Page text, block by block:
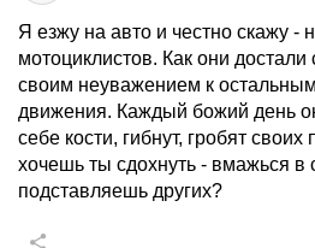
Я езжу на авто и честно скажу -
мотоциклистов. Как они
своим неуважением к
движения. Каждый божий день
себе кости, гибнут, гробят
хочешь ты сдохнуть - вмажься в
подставляешь других?